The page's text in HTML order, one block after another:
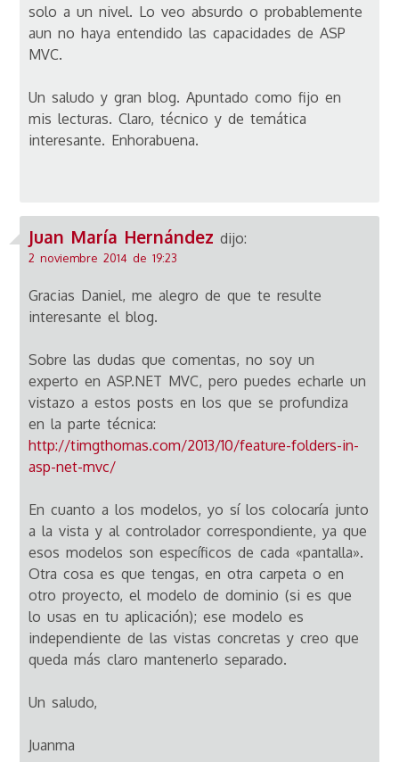
solo a un nivel. Lo veo absurdo o probablemente
aun no haya entendido las capacidades de ASP
MVC.
Un saludo y gran blog. Apuntado como fijo en
mis lecturas. Claro, técnico y de temática
interesante. Enhorabuena.
Juan María Hernández dijo:
2 noviembre 2014 de 19:23
Gracias Daniel, me alegro de que te resulte
interesante el blog.
Sobre las dudas que comentas, no soy un
experto en ASP.NET MVC, pero puedes echarle un
vistazo a estos posts en los que se profundiza
en la parte técnica:
http://timgthomas.com/2013/10/feature-folders-in-
asp-net-mvc/
En cuanto a los modelos, yo sí los colocaría junto
a la vista y al controlador correspondiente, ya que
esos modelos son específicos de cada «pantalla».
Otra cosa es que tengas, en otra carpeta o en
otro proyecto, el modelo de dominio (si es que
lo usas en tu aplicación); ese modelo es
independiente de las vistas concretas y creo que
queda más claro mantenerlo separado.
Un saludo,
Juanma